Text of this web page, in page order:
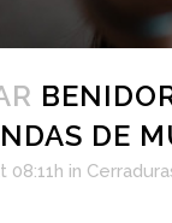
DE
08:11h in